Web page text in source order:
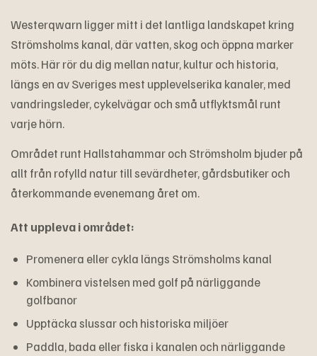
Westerqwarn ligger mitt i det lantliga landskapet kring
Strömsholms kanal, där vatten, skog och öppna marker
möts. Här rör du dig mellan natur, kultur och historia,
längs en av Sveriges mest upplevelserika kanaler, med
vandringsleder, cykelvägar och små utflyktsmål runt
varje hörn.
Området runt Hallstahammar och Strömsholm bjuder på
allt från rofylld natur till sevärdheter, gårdsbutiker och
återkommande evenemang året om.
Att uppleva i området:
Promenera eller cykla längs Strömsholms kanal
Kombinera vistelsen med golf på närliggande
golfbanor
Upptäcka slussar och historiska miljöer
Paddla, bada eller fiska i kanalen och närliggande